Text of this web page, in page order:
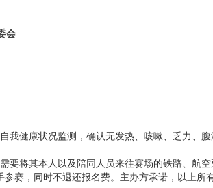
会
我健康状况监测，确认无发热、咳嗽、乏力、腹
要将其本人以及陪同人员来往赛场的铁路、航
参赛，同时不退还报名费。主办方承诺，以上